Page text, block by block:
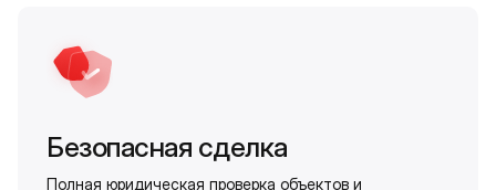
Безопасная сделка
Полная юридическая проверка объектов и